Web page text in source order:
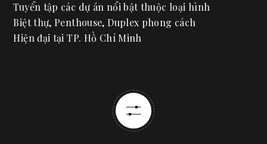
Tuyển tập các dự án nổi bật thuộc loại hình
Biệt thự, Penthouse, Duplex phong cách
Hiện đại tại TP. Hồ Chí Minh